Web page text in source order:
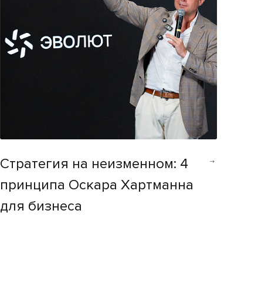
Стратегия на неизменном: 4
принципа Оскара Хартманна
для бизнеса